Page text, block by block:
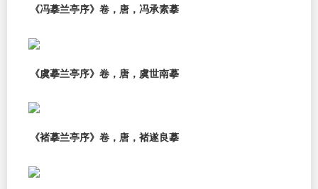
《冯摹兰亭序》卷，唐，冯承素摹
《虞摹兰亭序》卷，唐，虞世南摹
《褚摹兰亭序》卷，唐，褚遂良摹